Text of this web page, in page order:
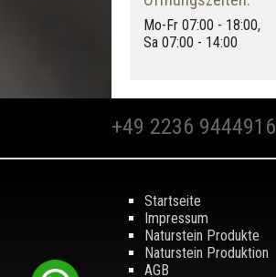
Mo-Fr 07:00 - 18:00,
Sa 07:00 - 14:00
+49 2236 9444916
Startseite
Impressum
Naturstein Produkte
Naturstein Produktion
AGB